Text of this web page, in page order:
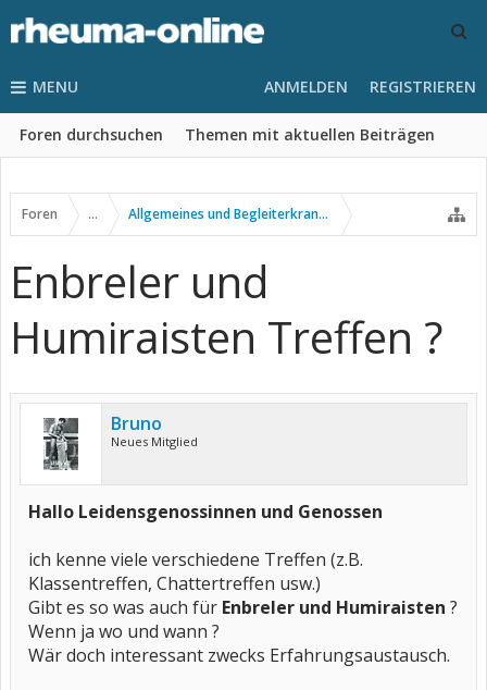
MENU
Foren durchsuchen Themen mit aktuellen Beiträgen
ANMELDEN REGISTRIEREN
Foren ... Allgemeines und Begleiterkrankungen
Enbreler und
Humiraisten Treffen ?
Bruno
Neues Mitglied
Hallo Leidensgenossinnen und Genossen
ich kenne viele verschiedene Treffen (z.B.
Klassentreffen, Chattertreffen usw.)
Gibt es so was auch für Enbreler und Humiraisten ?
Wenn ja wo und wann ?
Wär doch interessant zwecks Erfahrungsaustausch.